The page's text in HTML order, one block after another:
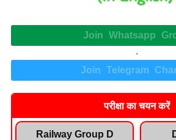
Join Whatsapp
.
Join Telegram
परीक्षा का चयन करें
Railway Group D